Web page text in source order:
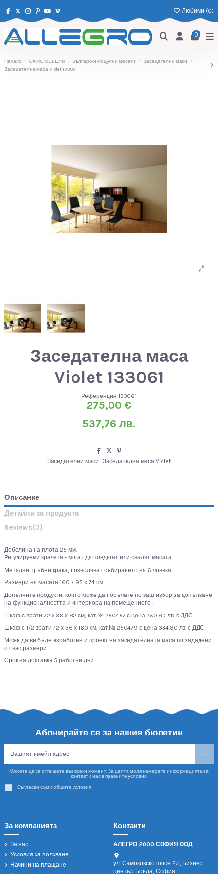
Любими (0)
0
Начало ОФИС МЕБЕЛИ Български модулни мебели
Заседателни маси
Заседателна маса Violet 133061
Заседателна маса
Violet 133061
Референция 133061
275,00 €
537,76 лв.
Заседателни маси Заседателна маса Violet
Описание
Детайли за продукта
Reviews(0)
Дебелина на плота 25 мм.
Регулируеми крачета - могат да повдигат или свалят масата.
Метални тръбни крака, позволяват събирането на 6 човека.
Размери на масата 160 х 95 х 74 см.
Допълните продукти, които може да поръчате по ваш избор за допълване
на функционалността и интериора на помещението :
Шкаф с врати 72 х 36 х 82 см, кат.№ 250457 с цена 250.80 лв. с ДДС
Шкаф с 1/2 врати 72 х 36 х 160 см, кат.№ 250479 с цена 334.80 лв. с ДДС
Може да ви бъде изработен и проект на заседателната маса по зададени
от вас размери.
Срок на доставка 5 работни дни.
Абонирайте се за нашия бюлетин
Можете да се отпишете във всеки момент. За целта моля намерете информацията за
контакт с нас в правните условия.
Съгласен съм с общите условия.
За компанията
За нас
Условия за ползване
Начини на плащане
Контакти
АЛЕГРО 2000 СОФИЯ ООД
ул. Самоковско шосе 2Л, Бизнес
център Боила, София